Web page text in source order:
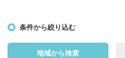
条件から絞り込む
地域から検索